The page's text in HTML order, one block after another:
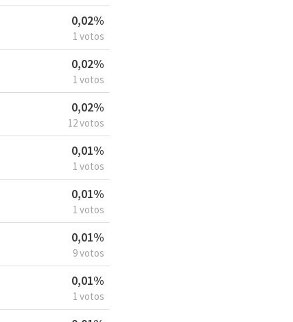
0,02%
1 votos
0,02%
1 votos
0,02%
12 votos
0,01%
1 votos
0,01%
1 votos
0,01%
9 votos
0,01%
1 votos